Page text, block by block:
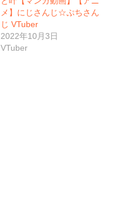
メ】にじさんじ☆ぷちさん
じ VTuber
2022年10月3日
VTuber